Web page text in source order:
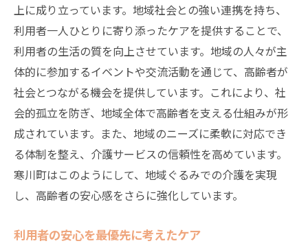
上に成り立っています。地域社会との強い連携を持ち、
利用者一人ひとりに寄り添ったケアを提供することで、
利用者の生活の質を向上させています。地域の人々が主
体的に参加するイベントや交流活動を通じて、高齢者が
社会とつながる機会を提供しています。これにより、社
会的孤立を防ぎ、地域全体で高齢者を支える仕組みが形
成されています。また、地域のニーズに柔軟に対応でき
る体制を整え、介護サービスの信頼性を高めています。
寒川町はこのようにして、地域ぐるみでの介護を実現
し、高齢者の安心感をさらに強化しています。
利用者の安心を最優先に考えたケア